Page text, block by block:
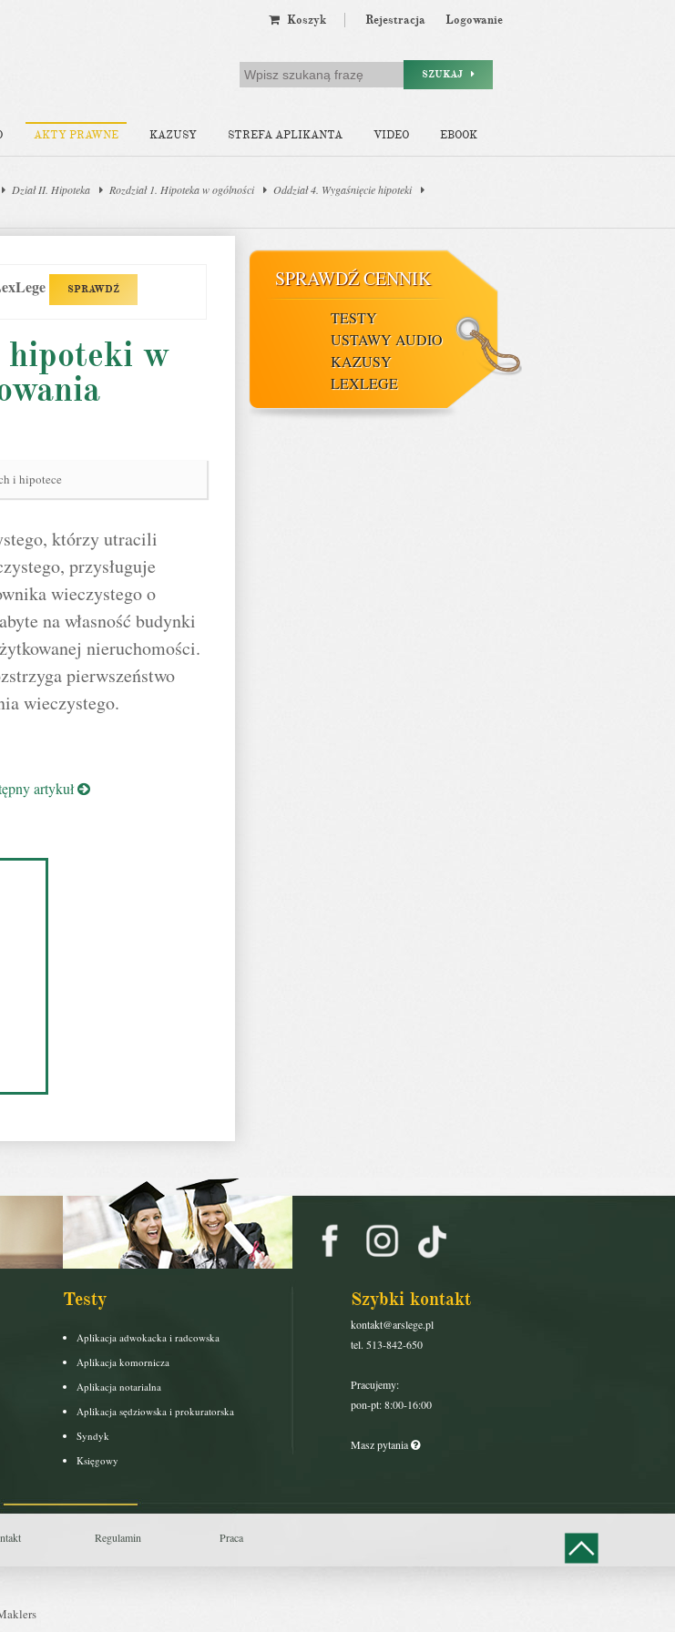
Koszyk Rejestracja Logowanie
SZUKAJ
AKTY PRAWNE KAZUSY STREFA APLIKANTA VIDEO EBOOK
Dział II. Hipoteka Rozdział 1. Hipoteka w ogólności
Oddział 4. Wygaśnięcie hipoteki
SPRAWDŹ
w
i hipotece
którzy utracili
przysługuje
wieczystego o
na własność budynki
nieruchomości.
pierwszeństwo
wieczystego.
artykuł
SPRAWDŹ CENNIK
TESTY
USTAWY AUDIO
KAZUSY
LEXLEGE
Testy
Aplikacja adwokacka i radcowska
Aplikacja komornicza
Aplikacja notarialna
Aplikacja sędziowska i prokuratorska
Syndyk
Księgowy
Szybki kontakt
kontakt@arslege.pl
tel. 513-842-650
Pracujemy:
pon-pt: 8:00-16:00
Masz pytania
Regulamin Praca